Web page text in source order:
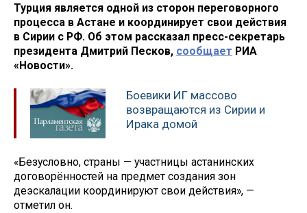
Турция является одной из сторон переговорного
процесса в Астане и координирует свои действия
в Сирии с РФ. Об этом рассказал пресс-секретарь
президента Дмитрий Песков, сообщает РИА
«Новости».
Боевики ИГ массово
возвращаются из Сирии и
Ирака домой
«Безусловно, страны — участницы астанинских
договорённостей на предмет создания зон
деэскалации координируют свои действия», —
отметил он.